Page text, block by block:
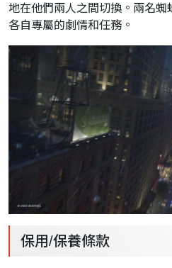
地在他們兩人之間切換。兩名蜘
各自專屬的劇情和任務。
保用/保養條款